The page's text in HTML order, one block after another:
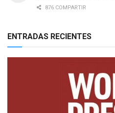
876 COMPARTIR
ENTRADAS RECIENTES